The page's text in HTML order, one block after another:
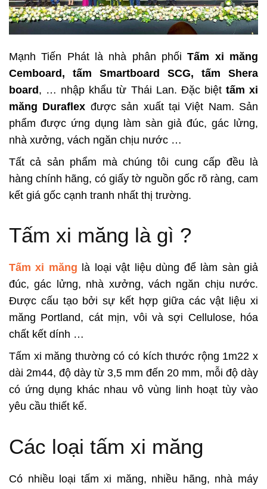
Mạnh Tiến Phát là nhà phân phốiTấm xi măng
Cemboard, tấm Smartboard SCG, tấm Shera
board, … nhập khẩu từ Thái Lan. Đặc biệt tấm xi
măng Duraflex được sản xuất tại Việt Nam. Sản
phẩm được ứng dụng làm sàn giả đúc, gác lửng,
nhà xưởng, vách ngăn chịu nước …
Tất cả sản phẩm mà chúng tôi cung cấp đều là
hàng chính hãng, có giấy tờ nguồn gốc rõ ràng, cam
kết giá gốc cạnh tranh nhất thị trường.
Tấm xi măng là gì ?
Tấm xi măng là loại vật liệu dùng để làm sàn giả
đúc, gác lửng, nhà xưởng, vách ngăn chịu nước.
Được cấu tạo bởi sự kết hợp giữa các vật liệu xi
măng Portland, cát mịn, vôi và sợi Cellulose, hóa
chất kết dính …
Tấm xi măng thường có có kích thước rộng 1m22 x
dài 2m44, độ dày từ 3,5 mm đến 20 mm, mỗi độ dày
có ứng dụng khác nhau vô vùng linh hoạt tùy vào
yêu cầu thiết kế.
Các loại tấm xi măng
Có nhiều loại tấm xi măng, nhiều hãng, nhà máy